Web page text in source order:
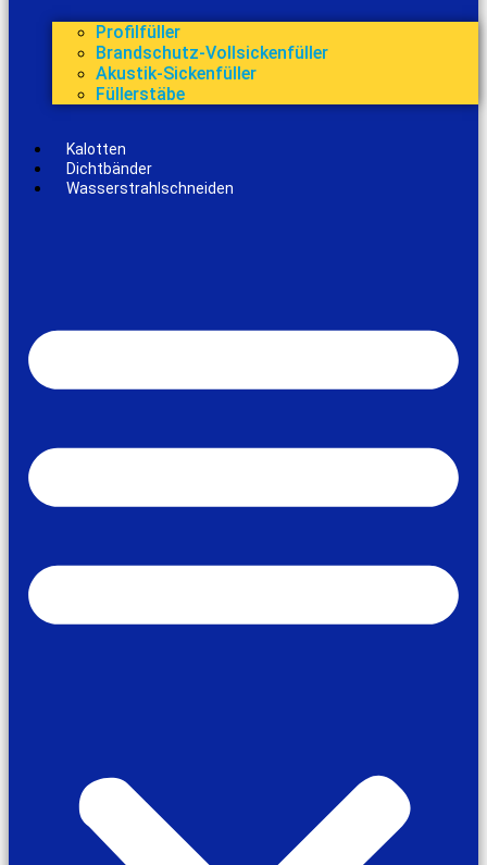
Profilfüller
Brandschutz-Vollsickenfüller
Akustik-Sickenfüller
Füllerstäbe
Kalotten
Dichtbänder
Wasserstrahlschneiden